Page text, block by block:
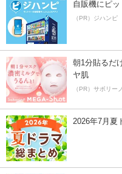
自販機にピ
（PR）ジハンピ
朝1分貼るだ
ヤ肌
（PR）サボリーノ
2026年7月夏